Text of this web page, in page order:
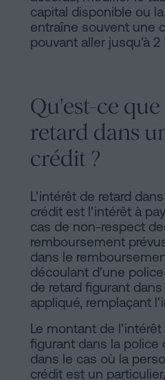
capital disponible ou
entraîne souvent une
pouvant aller jusqu'à 2
Qu'est-ce
retard dans
crédit ?
L'intérêt de retard
crédit est l'intérêt à
cas de non-respect
remboursement
dans le
découlant d'une
de retard figurant
appliqué, remplaçant
Le montant de
figurant dans la police
dans le cas où la
crédit est un